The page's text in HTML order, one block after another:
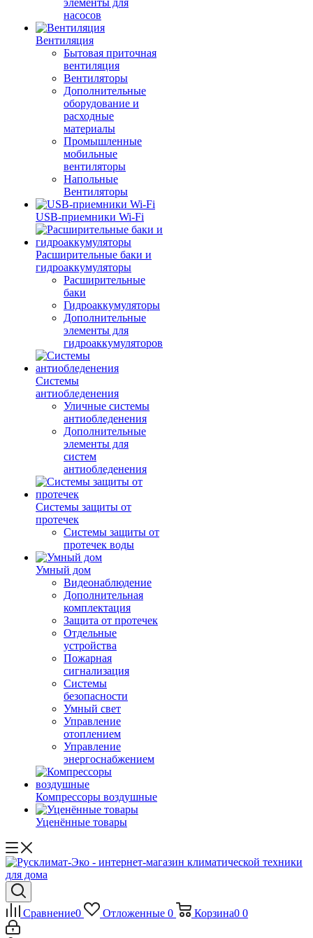
элементы для
насосов
Вентиляция
Бытовая приточная
вентиляция
Вентиляторы
Дополнительные
оборудование и
расходные
материалы
Промышленные
мобильные
вентиляторы
Напольные
Вентиляторы
USB-приемники Wi-Fi
Расширительные баки и
гидроаккумуляторы
Расширительные
баки
Гидроаккумуляторы
Дополнительные
элементы для
гидроаккумуляторов
Системы
антиобледенения
Уличные системы
антиобледенения
Дополнительные
элементы для
систем
антиобледенения
Системы защиты от
протечек
Системы защиты от
протечек воды
Умный дом
Видеонаблюдение
Дополнительная
комплектация
Защита от протечек
Отдельные
устройства
Пожарная
сигнализация
Системы
безопасности
Умный свет
Управление
отоплением
Управление
энергоснабжением
Компрессоры воздушные
Уценённые товары
Сравнение0 Отложенные 0 Корзина0 0